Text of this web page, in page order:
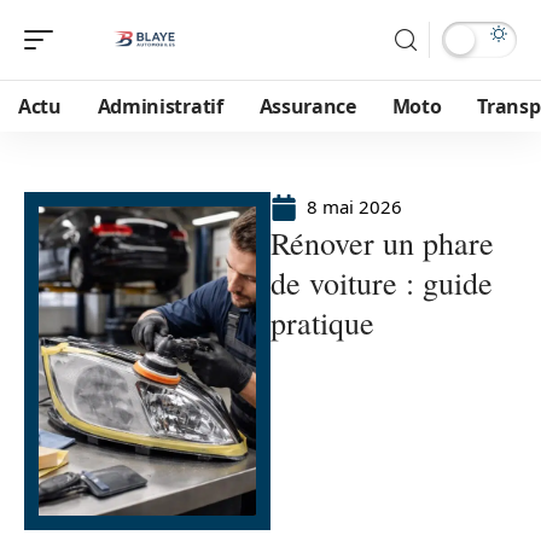
Actu Administratif Assurance Moto
8 mai 2026
Rénover un phare
de voiture : guide
pratique